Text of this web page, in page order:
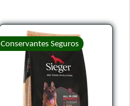
Conservantes Seguros